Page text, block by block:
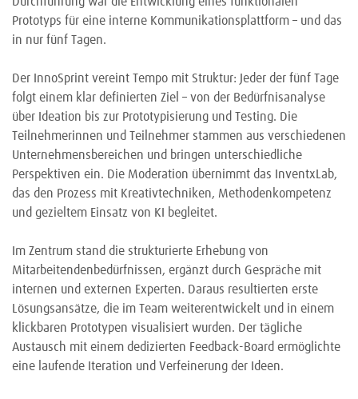
Prototyps für eine interne Kommunikationsplattform – und das
in nur fünf Tagen.
Der InnoSprint vereint Tempo mit Struktur: Jeder der fünf Tage
folgt einem klar definierten Ziel – von der Bedürfnisanalyse
über Ideation bis zur Prototypisierung und Testing. Die
Teilnehmerinnen und Teilnehmer stammen aus verschiedenen
Unternehmensbereichen und bringen unterschiedliche
Perspektiven ein. Die Moderation übernimmt das InventxLab,
das den Prozess mit Kreativtechniken, Methodenkompetenz
und gezieltem Einsatz von KI begleitet.
Im Zentrum stand die strukturierte Erhebung von
Mitarbeitendenbedürfnissen, ergänzt durch Gespräche mit
internen und externen Experten. Daraus resultierten erste
Lösungsansätze, die im Team weiterentwickelt und in einem
klickbaren Prototypen visualisiert wurden. Der tägliche
Austausch mit einem dedizierten Feedback-Board ermöglichte
eine laufende Iteration und Verfeinerung der Ideen.